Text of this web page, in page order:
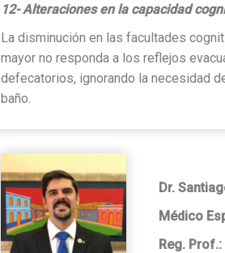
12- Alteraciones en la capacidad
La disminución en las facultades
mayor no responda a los reflejos
defecatorios, ignorando la necesidad
baño.
Dr.
Médico
Reg. Prof.: